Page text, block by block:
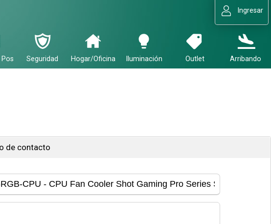
Ingresar
Seguridad Hogar/Oficina Iluminación Outlet Arribando
de contacto